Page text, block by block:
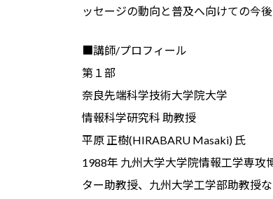
ッセージの動向と普及へ向けての今
■講師/プロフィール
第１部
奈良先端科学技術大学院大学
情報科学研究科 助教授
平原 正樹(HIRABARU Masaki) 氏
1988年 九州大学大学院情報工学専
ター助教授、九州大学工学部助教授